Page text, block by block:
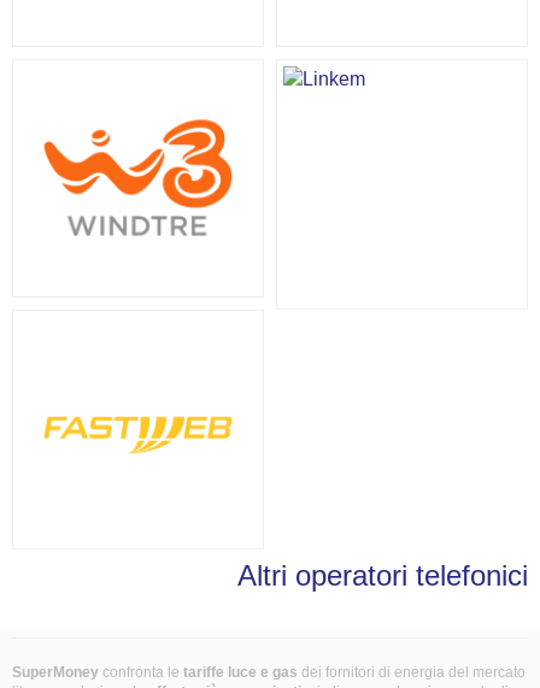
Altri operatori telefonici
SuperMoney confronta le tariffe luce e gas dei fornitori di energia del mercato